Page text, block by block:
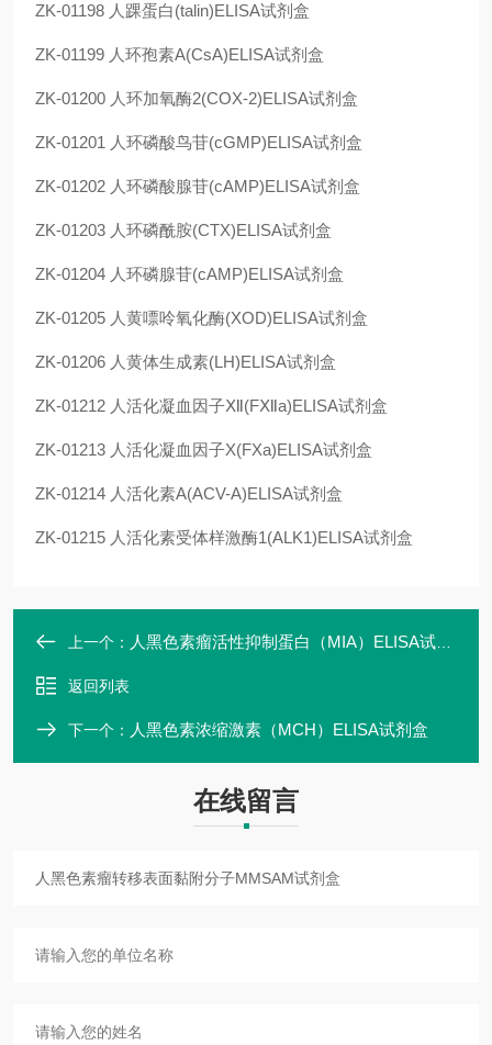
ZK-01198 人踝蛋白(talin)ELISA试剂盒
ZK-01199 人环孢素A(CsA)ELISA试剂盒
ZK-01200 人环加氧酶2(COX-2)ELISA试剂盒
ZK-01201 人环磷酸鸟苷(cGMP)ELISA试剂盒
ZK-01202 人环磷酸腺苷(cAMP)ELISA试剂盒
ZK-01203 人环磷酰胺(CTX)ELISA试剂盒
ZK-01204 人环磷腺苷(cAMP)ELISA试剂盒
ZK-01205 人黄嘌呤氧化酶(XOD)ELISA试剂盒
ZK-01206 人黄体生成素(LH)ELISA试剂盒
ZK-01212 人活化凝血因子Ⅻ(FⅫa)ELISA试剂盒
ZK-01213 人活化凝血因子X(FXa)ELISA试剂盒
ZK-01214 人活化素A(ACV-A)ELISA试剂盒
ZK-01215 人活化素受体样激酶1(ALK1)ELISA试剂盒
上一个： 人黑色素瘤活性抑制蛋白（MIA）ELISA试剂盒
返回列表
下一个： 人黑色素浓缩激素（MCH）ELISA试剂盒
在线留言